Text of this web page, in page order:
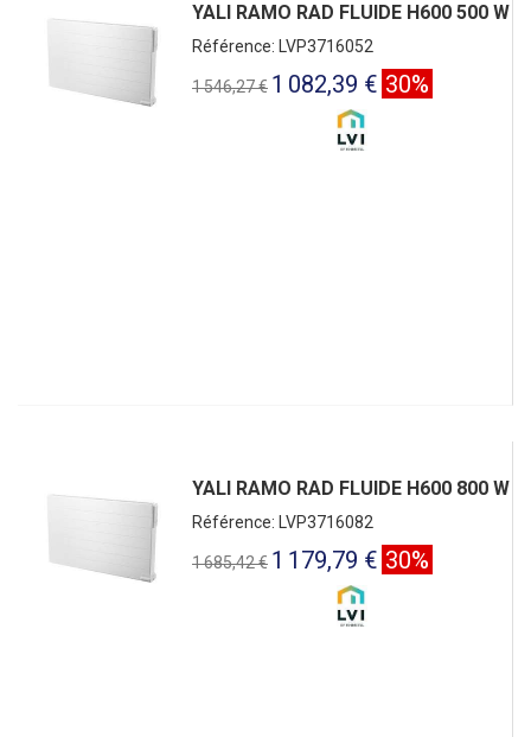
YALI RAMO RAD FLUIDE H600 500 W
Référence: LVP3716052
1 546,27 € 1 082,39 € 30%
YALI RAMO RAD FLUIDE H600 800 W
Référence: LVP3716082
1 685,42 € 1 179,79 € 30%